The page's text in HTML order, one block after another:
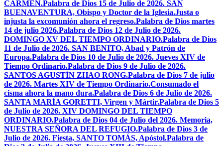
CARMEN.Palabra de Dios 15 de Julio de 2026. SAN
BUENAVENTURA, Obispo y Doctor de la Iglesia.Justa o
injusta la excomunión ahora el regreso.Palabra de Dios martes
14 de julio 2026.Palabra de Dios 12 de Julio de 2026.
DOMINGO XV DEL TIEMPO ORDINARIO.Palabra de Dios
11 de Julio de 2026. SAN BENITO, Abad y Patrón de
Europa.Palabra de Dios 10 de Julio de 2026. Jueves XIV de
Tiempo Ordinario.Palabra de Dios 9 de Julio de 2026.
SANTOS AGUSTÍN ZHAO RONG.Palabra de Dios 7 de julio
de 2026. Martes XIV de Tiempo Ordinario.Consumado el
cisma ahora la mano dura.Palabra de Dios 6 de Julio de 2026.
SANTA MARÍA GORETTI, Virgen y Mártir.Palabra de Dios 5
de Julio de 2026. XIV DOMINGO DEL TIEMPO
ORDINARIO.Palabra de Dios 04 de Julio del 2026. Memoria,
NUESTRA SEÑORA DEL REFUGIO.Palabra de Dios 3 de
Julio de 2026. Fiesta, SANTO TOMÁS, Apóstol.Palabra de